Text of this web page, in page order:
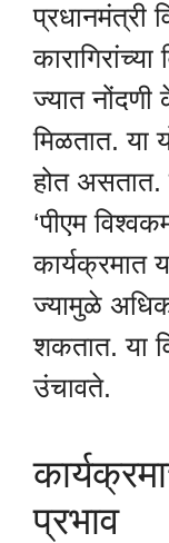
प्रधानमंत्री
ज्यात नोंदणी
मिळतात. या
होत असतात.
‘पीएम
कार्यक्रमात
ज्यामुळे
शकतात. या
उंचावते.
प्रभाव